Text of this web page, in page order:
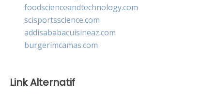
foodscienceandtechnology.com
scisportsscience.com
addisababacuisineaz.com
burgerimcamas.com
Link Alternatif